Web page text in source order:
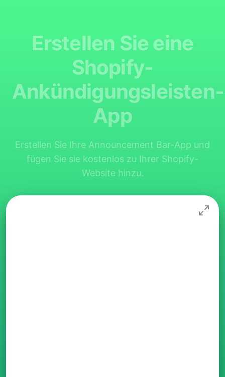
Erstellen Sie eine
Shopify-
Ankündigungsleisten-
App
Erstellen Sie Ihre Announcement Bar-App und
fügen Sie sie kostenlos zu Ihrer Shopify-
Website hinzu.